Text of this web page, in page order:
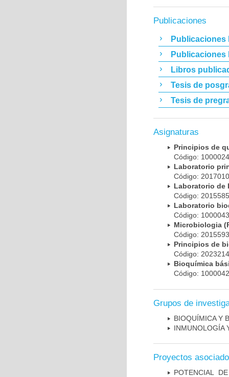
Publicaciones
Publicaciones
Publicaciones
Libros
Tesis de
Tesis de
Asignaturas
Principios de
Código:
Laboratorio
Código:
Laboratorio de
Código:
Laboratorio
Código:
Microbiologia
Código:
Principios de
Código:
Bioquímica
Código:
Grupos de
BIOQUÍMICA Y
INMUNOLOGÍA
Proyectos
POTENCIAL